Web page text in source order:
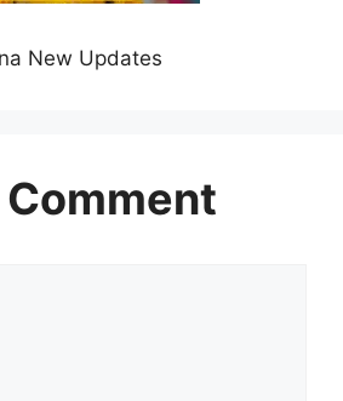
New Updates
Comment